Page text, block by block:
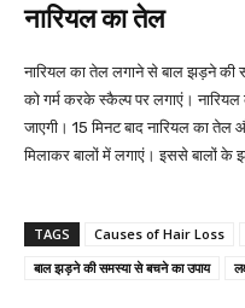
नारियल का तेल
नारियल का तेल लगाने से बाल झड़ने की
को गर्म करके स्कैल्प पर लगाएं।
जाएगी। 15 मिनट बाद नारियल का
मिलाकर बालों में लगाएं। इससे बालों के
TAGS Causes of Hair Loss
बाल झड़ने की समस्या से बचने का उपाय